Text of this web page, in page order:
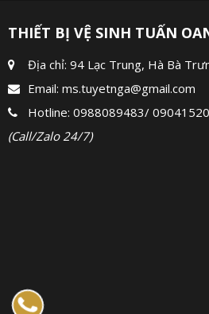
THIẾT BỊ VỆ SINH TUẤN
Địa chỉ: 94 Lạc Trung, Hà Bà
Email: ms.tuyetnga@gmail.com
Hotline: 0988089483/
(Call/Zalo 24/7)